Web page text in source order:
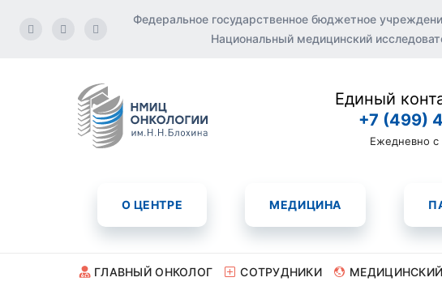
Федеральное государственное бюджетное
Национальный медицинский
Единый
+7 (499)
Ежедневно
О ЦЕНТРЕ МЕДИЦИНА
ГЛАВНЫЙ ОНКОЛОГ СОТРУДНИКИ